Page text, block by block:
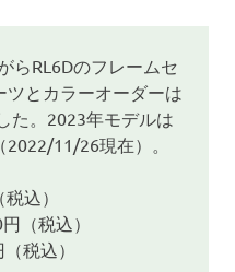
らRL6Dのフレームセ
ツとカラーオーダーは
た。2023年モデルは
11/26現在）。
込）
（税込）
税込）